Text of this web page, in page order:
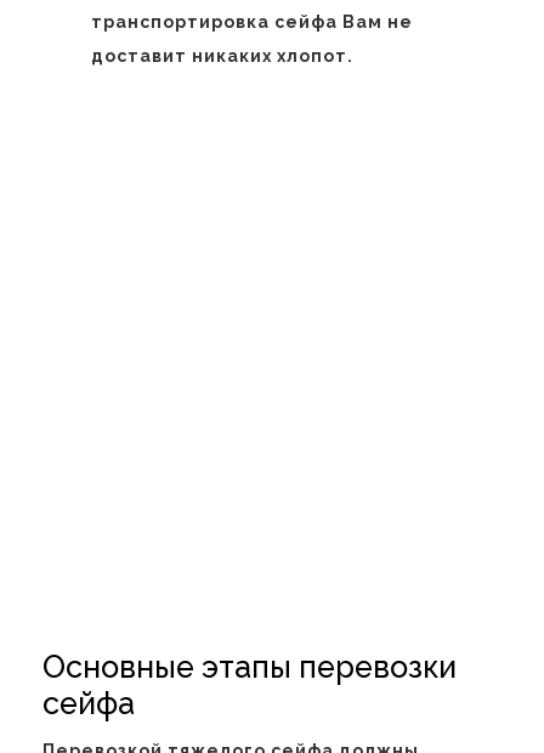
транспортировка сейфа Вам не
доставит никаких хлопот.
Основные этапы перевозки
сейфа